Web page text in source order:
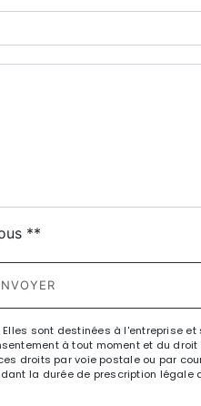
**
sont destinées à l'entreprise
à tout moment et du
droits par voie postale ou par
la durée de prescription